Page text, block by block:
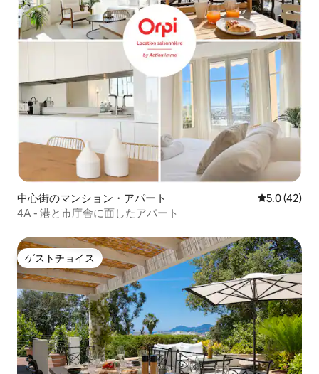
中心街のマンション・アパート レビュー42
5.0 (42)
4A - 港と市庁舎に面したアパート
ゲストチョイス
ゲストチョイス